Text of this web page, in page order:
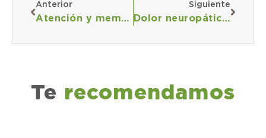
Anterior
Atención y memoria
Siguiente
Dolor neuropático: cuando el origen del dolor está en los nervios
Te recomendamos